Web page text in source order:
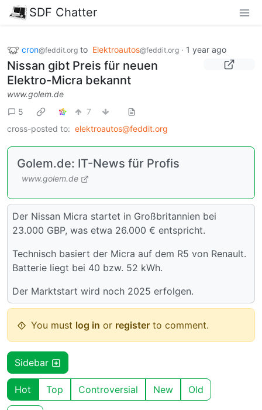
SDF Chatter
cron@feddit.org to Elektroautos@feddit.org · 1 year ago
Nissan gibt Preis für neuen
Elektro-Micra bekannt
www.golem.de
5
7
cross-posted to: elektroautos@feddit.org
Golem.de: IT-News für Profis
www.golem.de
Der Nissan Micra startet in Großbritannien bei
23.000 GBP, was etwa 26.000 € entspricht.
Technisch basiert der Micra auf dem R5 von Renault.
Batterie liegt bei 40 bzw. 52 kWh.
Der Marktstart wird noch 2025 erfolgen.
You must log in or register to comment.
Sidebar
Hot Top Controversial New Old